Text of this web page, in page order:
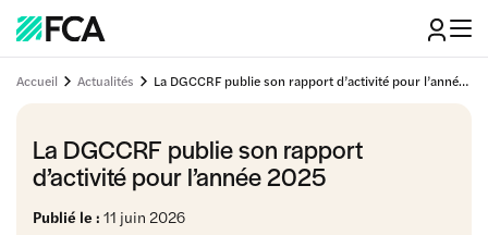
Accueil Actualités La DGCCRF publie son rapport d’activité pour l’année 2025
La DGCCRF publie son rapport
d’activité pour l’année 2025
Publié le : 11 juin 2026